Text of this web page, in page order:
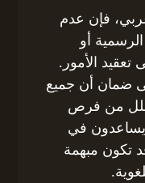
فإن عدم
أو
تعقيد الأمور.
ضمان أن جميع
يقلل من فرص
في
تكون مبهمة